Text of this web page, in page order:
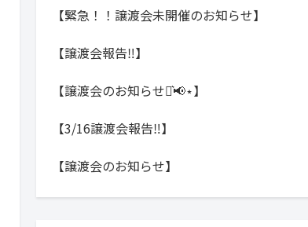
【緊急！！譲渡会未開催のお知らせ】
【譲渡会報告‼️】
【譲渡会のお知らせ⋆͛📢⋆】
【3/16譲渡会報告‼️】
【譲渡会のお知らせ】